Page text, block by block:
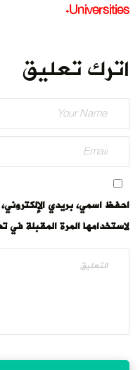
المتصفح